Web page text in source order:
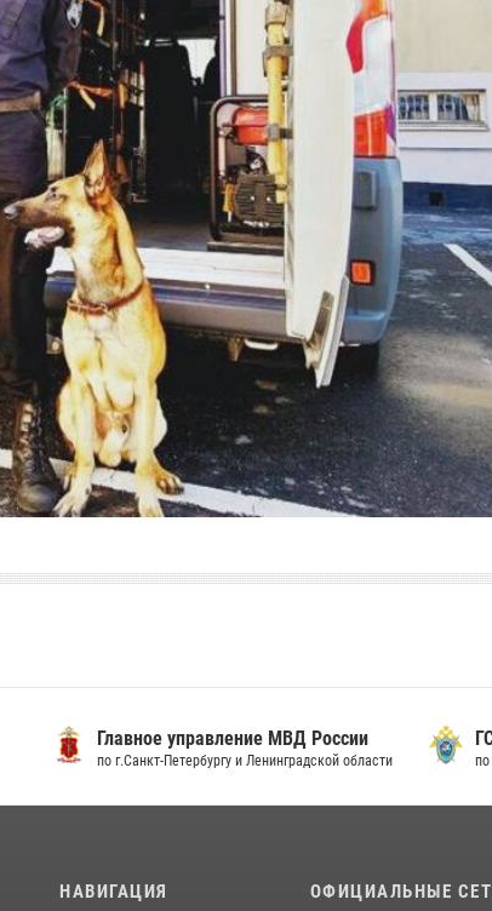
Главное управление МВД России
по г.Санкт-Петербургу и Ленинградской области по
НАВИГАЦИЯ ОФИЦИАЛЬНЫЕ